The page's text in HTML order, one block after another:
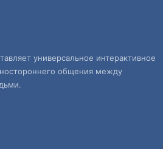
универсальное интерактивное
общения между